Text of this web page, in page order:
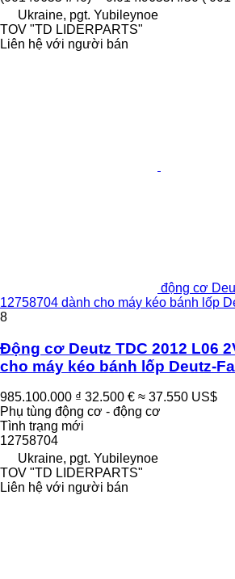
Ukraine, pgt. Yubileynoe
TOV "TD LIDERPARTS"
Liên hệ với người bán
động cơ
12758704 dành cho máy kéo bánh lốp
8
Động cơ Deutz TDC 2012 L06
cho máy kéo bánh lốp Deutz-
985.100.000 ₫ 32.500 € ≈ 37.550 US$
Phụ tùng động cơ - động cơ
Tình trạng mới
12758704
Ukraine, pgt. Yubileynoe
TOV "TD LIDERPARTS"
Liên hệ với người bán